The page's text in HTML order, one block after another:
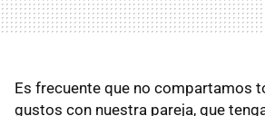
Es frecuente que no compartamos
gustos con nuestra pareja, que